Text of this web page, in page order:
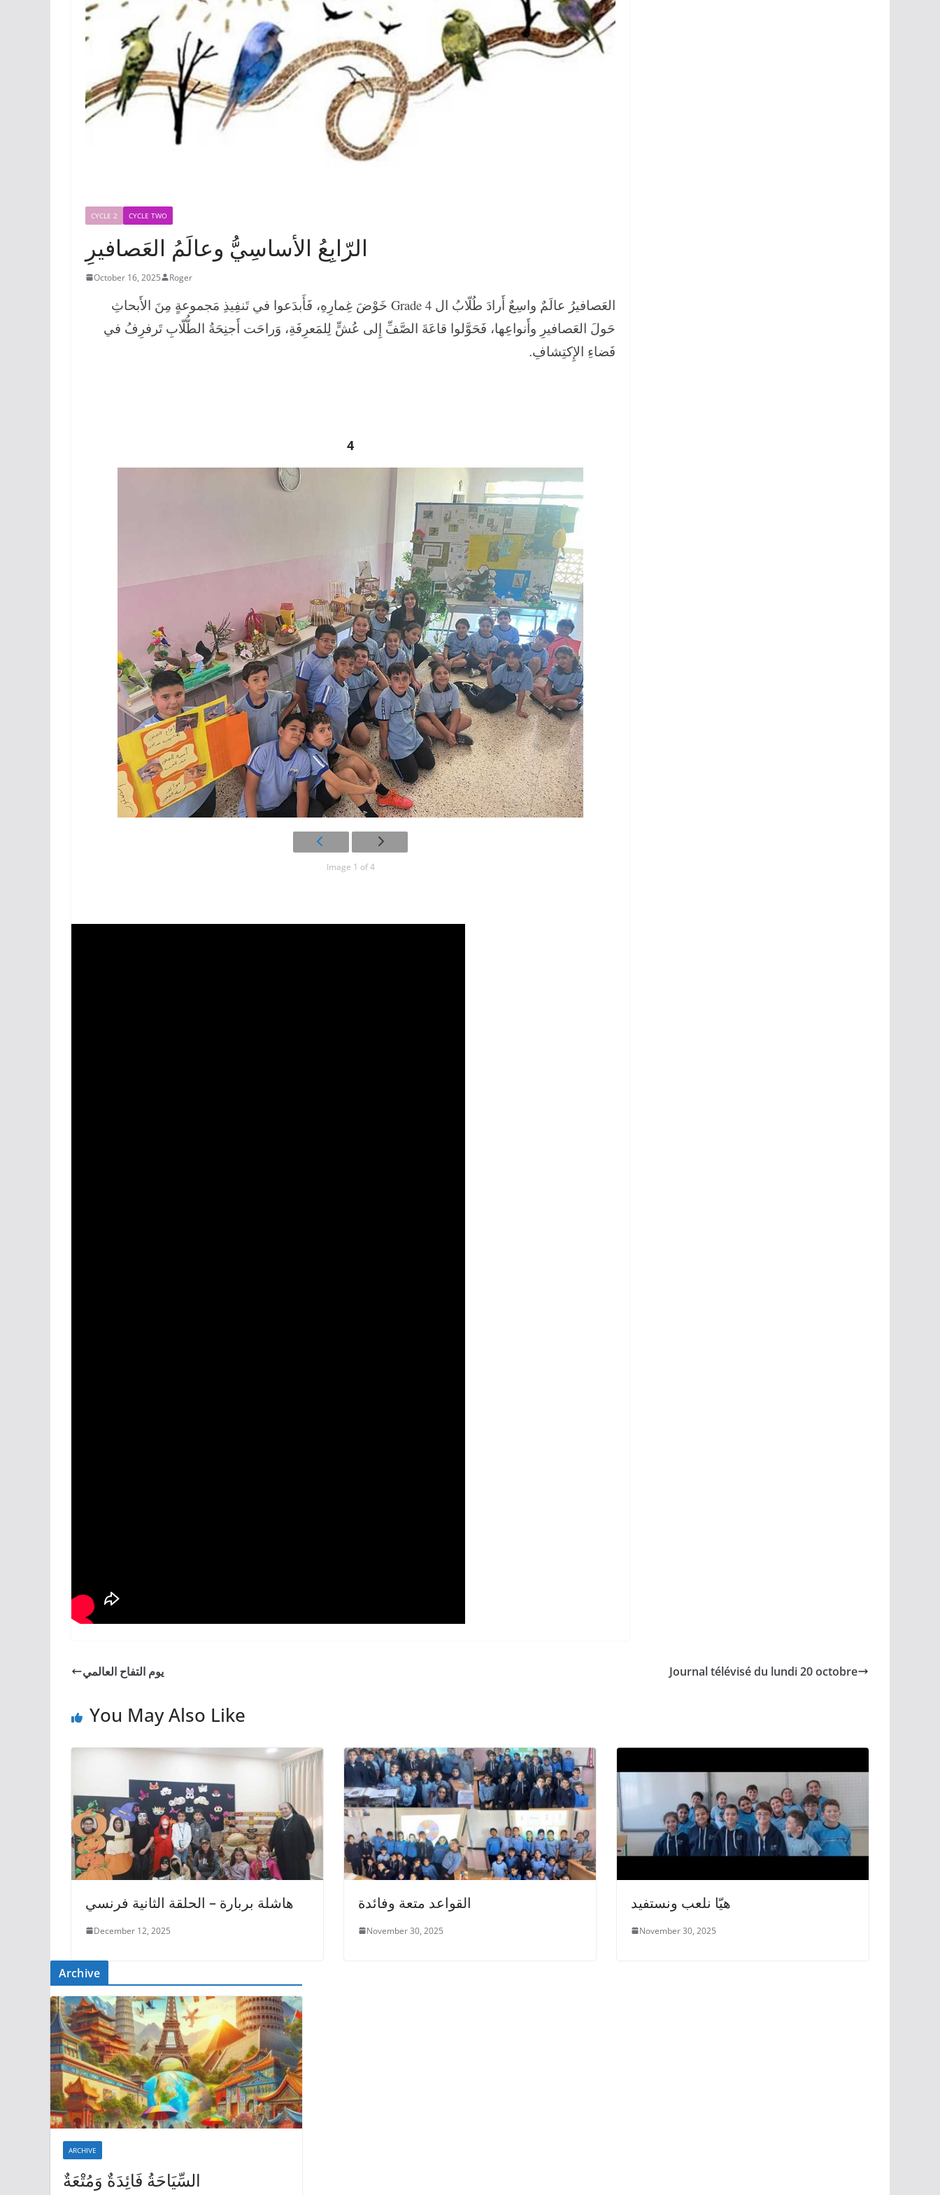
CYCLE 2 CYCLE TWO
الرّابِعُ الأساسِيُّ وعالَمُ العَصافيرِ
October 16, 2025 Roger
العَصافيرُ عالَمٌ واسِعٌ أَرادَ طُلّابُ ال Grade 4 خَوْضَ غِمارِهِ، فَأَبدَعوا في تَنفِيذِ مَجموعةٍ مِنَ الأَبحاثِ
حَولَ العَصافيرِ وأَنواعِها، فَحَوَّلوا قاعَةَ الصَّفِّ إِلى عُشٍّ لِلمَعرِفَةِ، وَراحَت أَجنِحَةُ الطُّلّابِ تَرفرِفُ في
فَضاءِ الإِكتِشافِ.
4
Image 1 of 4
يوم التفاح العالمي Journal télévisé du lundi 20 octobre
You May Also Like
هاشلة بربارة – الحلقة الثانية فرنسي
December 12, 2025
القواعد متعة وفائدة
November 30, 2025
هيّا نلعب ونستفيد
November 30, 2025
Archive
ARCHIVE
السِّيَاحَةُ فَائِدَةٌ وَمُتْعَةٌ